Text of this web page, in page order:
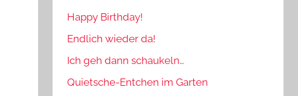
Happy Birthday!
Endlich wieder da!
Ich geh dann schaukeln…
Quietsche-Entchen im Garten